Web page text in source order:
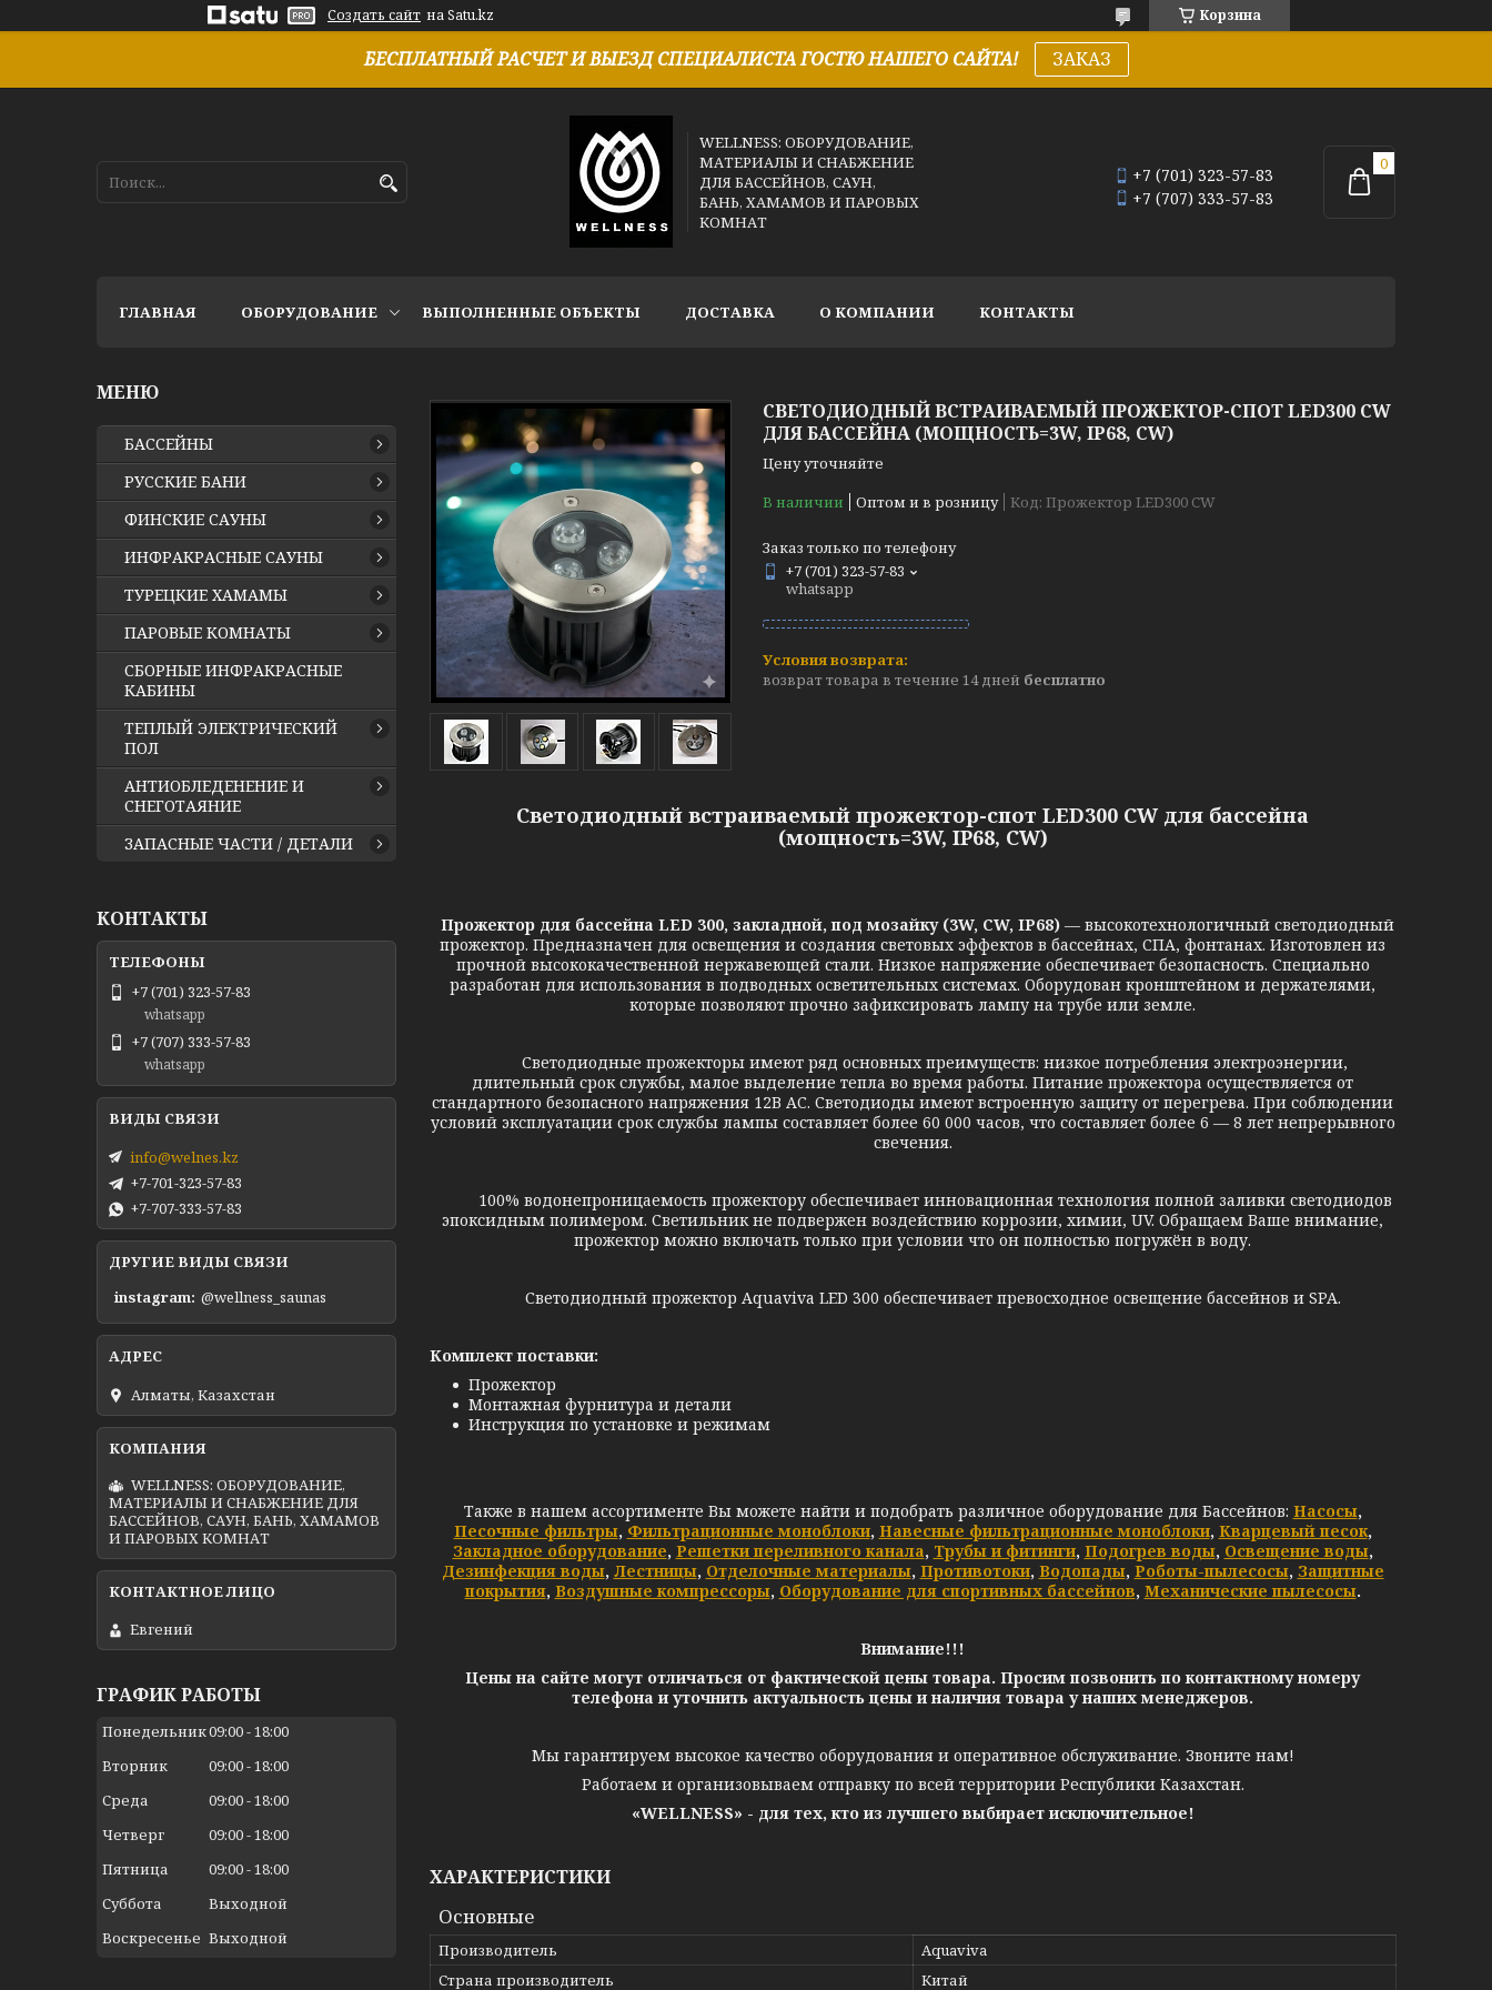
Создать сайт на Satu.kz Корзина
БЕСПЛАТНЫЙ РАСЧЕТ И ВЫЕЗД СПЕЦИАЛИСТА ГОСТЮ НАШЕГО САЙТА! ЗАКАЗ
WELLNESS: ОБОРУДОВАНИЕ,
МАТЕРИАЛЫ И СНАБЖЕНИЕ
ДЛЯ БАССЕЙНОВ, САУН,
БАНЬ, ХАМАМОВ И ПАРОВЫХ
КОМНАТ
+7 (701) 323-57-83
+7 (707) 333-57-83
ГЛАВНАЯ ОБОРУДОВАНИЕ ВЫПОЛНЕННЫЕ ОБЪЕКТЫ ДОСТАВКА О КОМПАНИИ КОНТАКТЫ
СВЕТОДИОДНЫЙ ВСТРАИВАЕМЫЙ ПРОЖЕКТОР-СПОТ LED300 CW
ДЛЯ БАССЕЙНА (МОЩНОСТЬ=3W, IP68, CW)
Цену уточняйте
В наличии
Оптом и в розницу Код: Прожектор LED300 CW
Заказ только по телефону
+7 (701) 323-57-83
whatsapp
возврат товара в течение 14 дней бесплатно
Светодиодный встраиваемый прожектор-спот LED300 CW для бассейна
(мощность=3W, IP68, CW)
Прожектор для бассейна LED 300, закладной, под мозайку (3W, CW, IP68)— высокотехнологичный светодиодный
прожектор. Предназначен для освещения и создания световых эффектов в бассейнах, СПА, фонтанах. Изготовлен из
прочной высококачественной нержавеющей стали. Низкое напряжение обеспечивает безопасность. Специально
разработан для использования в подводных осветительных системах. Оборудован кронштейном и держателями,
которые позволяют прочно зафиксировать лампу на трубе или земле.
Светодиодные прожекторы имеют ряд основных преимуществ: низкое потребления электроэнергии,
длительный срок службы, малое выделение тепла во время работы. Питание прожектора осуществляется от
стандартного безопасного напряжения 12В AC. Светодиоды имеют встроенную защиту от перегрева. При соблюдении
условий эксплуатации срок службы лампы составляет более 60 000 часов, что составляет более 6 — 8 лет непрерывного
свечения.
100% водонепроницаемость прожектору обеспечивает инновационная технология полной заливки светодиодов
эпоксидным полимером. Светильник не подвержен воздействию коррозии, химии, UV. Обращаем Ваше внимание,
прожектор можно включать только при условии что он полностью погружён в воду.
Светодиодный прожектор Aquaviva LED 300 обеспечивает превосходное освещение бассейнов и SPA.
Комплект поставки:
Прожектор
Монтажная фурнитура и детали
Инструкция по установке и режимам
Также в нашем ассортименте Вы можете найти и подобрать различное оборудование для Бассейнов: Насосы,
Песочные фильтры, Фильтрационные моноблоки, Навесные фильтрационные моноблоки, Кварцевый песок,
Закладное оборудование, Решетки переливного канала, Трубы и фитинги, Подогрев воды, Освещение воды,
Дезинфекция воды, Лестницы, Отделочные материалы, Противотоки, Водопады, Роботы-пылесосы, Защитные
покрытия, Воздушные компрессоры, Оборудование для спортивных бассейнов, Механические пылесосы.
Внимание!!!
Цены на сайте могут отличаться от фактической цены товара. Просим позвонить по контактному номеру
телефона и уточнить актуальность цены и наличия товара у наших менеджеров.
Мы гарантируем высокое качество оборудования и оперативное обслуживание. Звоните нам!
Работаем и организовываем отправку по всей территории Республики Казахстан.
«WELLNESS» - для тех, кто из лучшего выбирает исключительное!
ХАРАКТЕРИСТИКИ
Основные
Производитель
Aquaviva
Страна производитель
Китай
БАССЕЙНЫ
РУССКИЕ БАНИ
ФИНСКИЕ САУНЫ
ИНФРАКРАСНЫЕ САУНЫ
ТУРЕЦКИЕ ХАМАМЫ
ПАРОВЫЕ КОМНАТЫ
СБОРНЫЕ ИНФРАКРАСНЫЕ
КАБИНЫ
ТЕПЛЫЙ ЭЛЕКТРИЧЕСКИЙ
ПОЛ
АНТИОБЛЕДЕНЕНИЕ И
СНЕГОТАЯНИЕ
ЗАПАСНЫЕ ЧАСТИ / ДЕТАЛИ
КОНТАКТЫ
+7 (701) 323-57-83
whatsapp
+7 (707) 333-57-83
whatsapp
info@welnes.kz
+7-701-323-57-83
+7-707-333-57-83
ДРУГИЕ ВИДЫ СВЯЗИ
instagram @wellness_saunas
Алматы, Казахстан
WELLNESS: ОБОРУДОВАНИЕ,
МАТЕРИАЛЫ И СНАБЖЕНИЕ ДЛЯ
БАССЕЙНОВ, САУН, БАНЬ, ХАМАМОВ
И ПАРОВЫХ КОМНАТ
Евгений
ГРАФИК РАБОТЫ
Понедельник09:00 18:00
Вторник
09:00 18:00
Среда
09:00 18:00
Четверг
09:00 18:00
Пятница
09:00 18:00
Суббота
Выходной
Воскресенье Выходной